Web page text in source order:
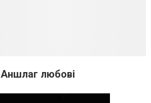
Аншлаг любові